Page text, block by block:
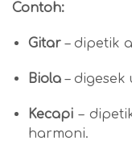
Contoh:
Gitar – dipetik
Biola – digesek
Kecapi –
harmoni.